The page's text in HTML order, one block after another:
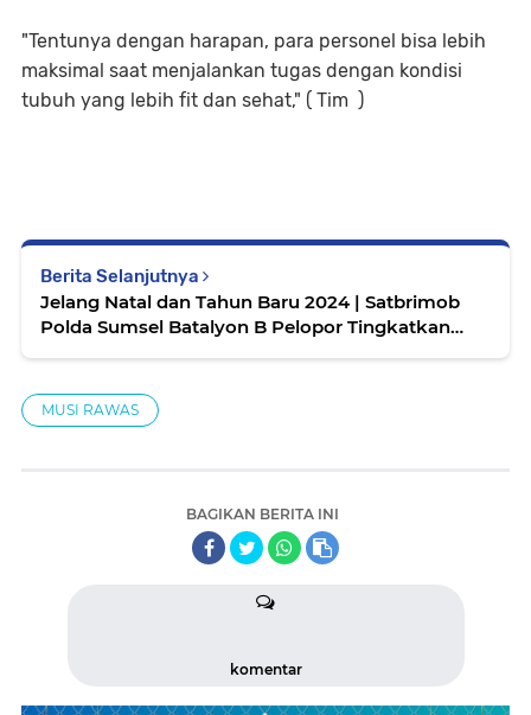
"Tentunya dengan harapan, para personel bisa lebih
maksimal saat menjalankan tugas dengan kondisi
tubuh yang lebih fit dan sehat," ( Tim )
Berita Selanjutnya
Jelang Natal dan Tahun Baru 2024 | Satbrimob
Polda Sumsel Batalyon B Pelopor Tingkatkan
MUSI RAWAS
BAGIKAN BERITA INI
komentar